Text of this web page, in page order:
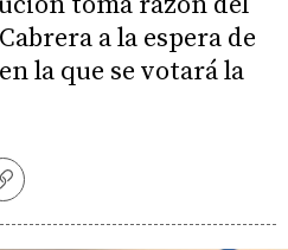
a la espera de
la que se votará la
Copiar